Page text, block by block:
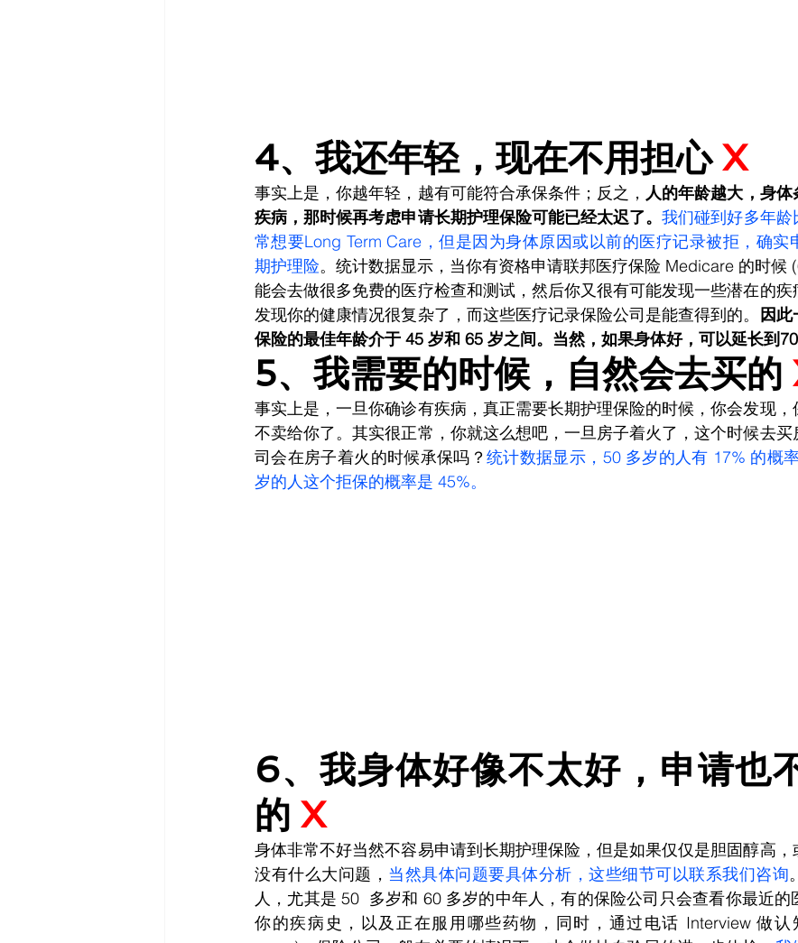
4、我还年轻，现在不用担心 X
事实上是，你越年轻，越有可能符合承保条件；反之， 人的年龄越大，身
疾病，那时候再考虑申请长期护理保险可能已经太迟了。我们碰到好多年
常想要Long Term Care，但是因为身体原因或以前的医疗记录被拒，确实
期护理险。统计数据显示，当你有资格申请联邦医疗保险 Medicare 的时候
能会去做很多免费的医疗检查和测试，然后你又很有可能发现一些潜在的
发现你的健康情况很复杂了，而这些医疗记录保险公司是能查得到的。 因此
保险的最佳年龄介于 45 岁和 65 岁之间。当然，如果身体好，可以延长到70
5、我需要的时候，自然会去买的
事实上是，一旦你确诊有疾病，真正需要长期护理保险的时候，你会发现
不卖给你了。其实很正常，你就这么想吧，一旦房子着火了，这个时候去
司会在房子着火的时候承保吗？统计数据显示，50 多岁的人有 17% 的概
岁的人这个拒保的概率是 45%。
6、我身体好像不太好，申请也
的 X
身体非常不好当然不容易申请到长期护理保险，但是如果仅仅是胆固醇高
没有什么大问题， 当然具体问题要具体分析，这些细节可以联系我们咨询
人，尤其是 50  多岁和 60 多岁的中年人，有的保险公司只会查看你最近
你的疾病史，以及正在服用哪些药物，同时，通过电话 Interview 做认